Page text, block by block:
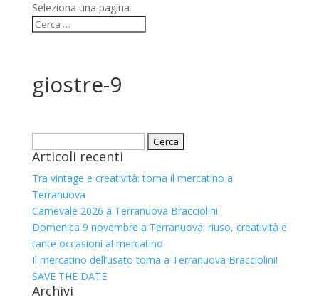
Seleziona una pagina
giostre-9
per:
Articoli recenti
Tra vintage e creatività: torna il mercatino a
Terranuova
Carnevale 2026 a Terranuova Bracciolini
Domenica 9 novembre a Terranuova: riuso, creatività e
tante occasioni al mercatino
Il mercatino dell’usato torna a Terranuova Bracciolini!
SAVE THE DATE
Archivi